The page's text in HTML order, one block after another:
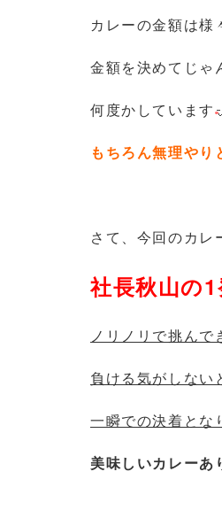
カレーの金額は様
金額を決めてじゃ
何度かしています
もちろん無理や
さて、今回のカレ
社長秋山の1
ノリノリで挑んで
負ける気がしない
一瞬での決着とな
美味しいカレーあ